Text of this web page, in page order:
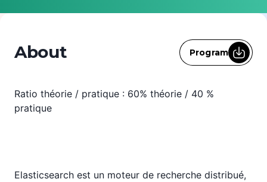
About Program
Ratio théorie / pratique : 60% théorie / 40 %
pratique
Elasticsearch est un moteur de recherche distribué,